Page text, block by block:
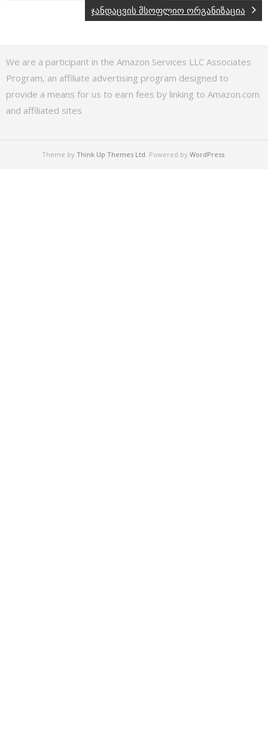
ჯანდაცვის მსოფლიო ორგანიზაცია
We are a participant in the Amazon Services LLC Associates
Program, an affiliate advertising program designed to
provide a means for us to earn fees by linking to Amazon.com
and affiliated sites
Theme by Think Up Themes Ltd. Powered by WordPress.